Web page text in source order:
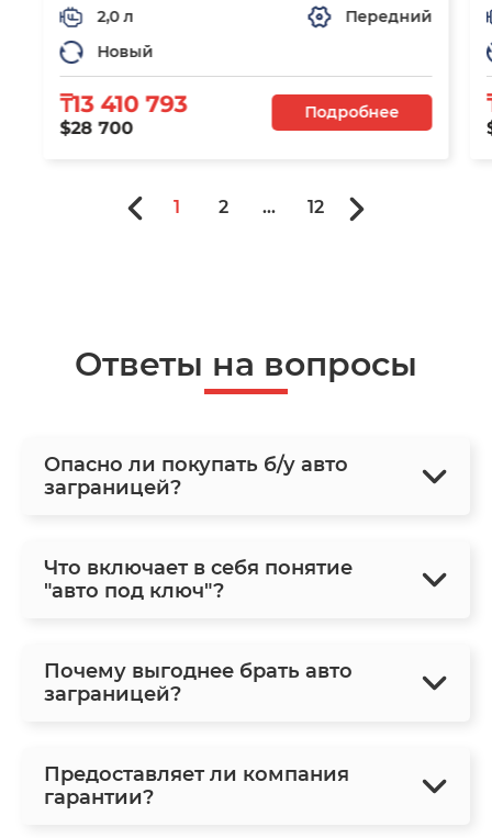
2,0 л
Передний
Новый
₸13 410 793
$28 700
Подробнее
1 2 ... 12
Ответы на вопросы
Опасно ли покупать б/у авто
заграницей?
Что включает в себя понятие
"авто под ключ"?
Почему выгоднее брать авто
заграницей?
Предоставляет ли компания
гарантии?